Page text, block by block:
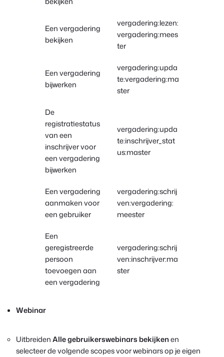
Een vergadering
bekijken
vergadering:lezen:
vergadering:mees
ter
Een vergadering
bijwerken
vergadering:upda
te:vergadering:ma
ster
De
registratiestatus
van een
inschrijver voor
een vergadering
bijwerken
vergadering:upda
te:inschrijver_stat
us:master
Een vergadering
aanmaken voor
een gebruiker
vergadering:schrij
ven:vergadering:
meester
Een
geregistreerde
persoon
toevoegen aan
een vergadering
vergadering:schrij
ven:inschrijver:ma
ster
Webinar
UitbreidenAlle gebruikerswebinars bekijkenen
selecteer de volgende scopes voor webinars op je eigen